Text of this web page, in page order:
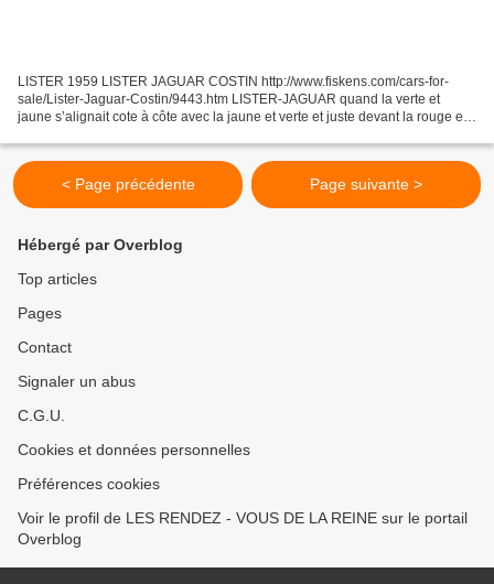
LISTER 1959 LISTER JAGUAR COSTIN http://www.fiskens.com/cars-for-
sale/Lister-Jaguar-Costin/9443.htm LISTER-JAGUAR quand la verte et
jaune s’alignait cote à côte avec la jaune et verte et juste devant la rouge et
< Page précédente Page suivante >
Hébergé par Overblog
Top articles
Pages
Contact
Signaler un abus
C.G.U.
Cookies et données personnelles
Préférences cookies
Voir le profil de LES RENDEZ - VOUS DE LA REINE sur le portail
Overblog